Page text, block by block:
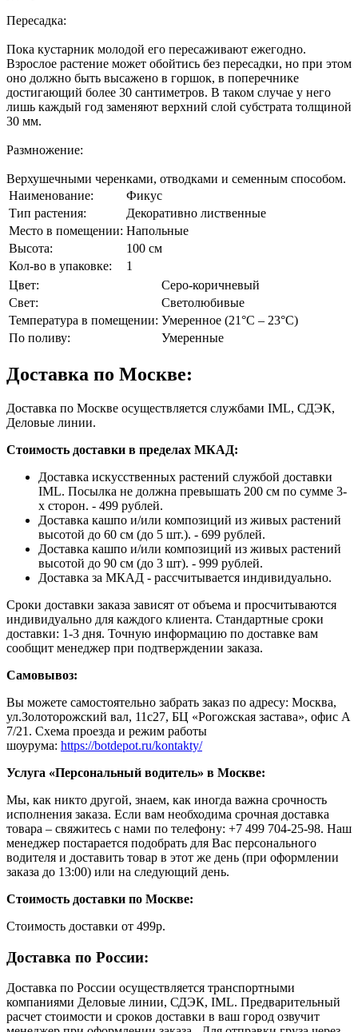
Пересадка:
Пока кустарник молодой его пересаживают ежегодно.
Взрослое растение может обойтись без пересадки, но при этом
оно должно быть высажено в горшок, в поперечнике
достигающий более 30 сантиметров. В таком случае у него
лишь каждый год заменяют верхний слой субстрата толщиной
30 мм.
Размножение:
Верхушечными черенками, отводками и семенным способом.
Наименование:
Фикус
Тип растения:
Декоративно лиственные
Место в помещении: Напольные
Высота:
100 см
Кол-во в упаковке:
1
Цвет:
Серо-коричневый
Свет:
Светолюбивые
Температура в помещении: Умеренное (21°C – 23°C)
По поливу:
Умеренные
Доставка по Москве:
Доставка по Москве осуществляется службами IML, СДЭК,
Деловые линии.
Стоимость доставки в пределах МКАД:
Доставка искусственных растений службой доставки
IML. Посылка не должна превышать 200 см по сумме 3-
х сторон. - 499 рублей.
Доставка кашпо и/или композиций из живых растений
высотой до 60 см (до 5 шт.). - 699 рублей.
Доставка кашпо и/или композиций из живых растений
высотой до 90 см (до 3 шт). - 999 рублей.
Доставка за МКАД - рассчитывается индивидуально.
Сроки доставки заказа зависят от объема и просчитываются
индивидуально для каждого клиента. Стандартные сроки
доставки: 1-3 дня. Точную информацию по доставке вам
сообщит менеджер при подтверждении заказа.
Самовывоз:
Вы можете самостоятельно забрать заказ по адресу: Москва,
ул.Золоторожский вал, 11с27, БЦ «Рогожская застава», офис А
7/21. Схема проезда и режим работы
шоурума: https://botdepot.ru/kontakty/
Услуга «Персональный водитель» в Москве:
Мы, как никто другой, знаем, как иногда важна срочность
исполнения заказа. Если вам необходима срочная доставка
товара – свяжитесь с нами по телефону: +7 499 704-25-98. Наш
менеджер постарается подобрать для Вас персонального
водителя и доставить товар в этот же день (при оформлении
заказа до 13:00) или на следующий день.
Стоимость доставки по Москве:
Cтоимость доставки от 499р.
Доставка по России:
Доставка по России осуществляется транспортными
компаниями Деловые линии, СДЭК, IML. Предварительный
расчет стоимости и сроков доставки в ваш город озвучит